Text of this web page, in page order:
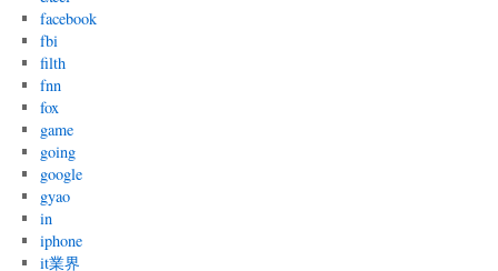
facebook
fbi
filth
fnn
fox
game
going
google
gyao
in
iphone
it業界